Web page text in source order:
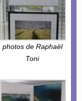
photos de Raphaël
Toni